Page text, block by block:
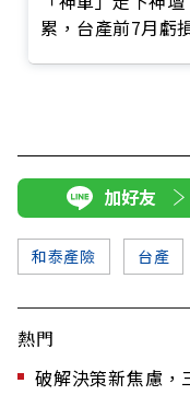
累，台產前7月虧
加好友
和泰產險 台產
熱門
破解決策新焦慮，